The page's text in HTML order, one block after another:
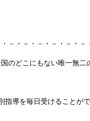
－・－・－・－・－・
のどこにもない唯一無二
指導を毎日受けることがで